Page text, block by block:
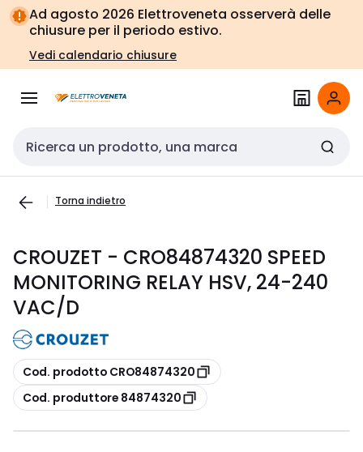
Vai alla
navigazione
Vai
alla
pagina
Ad agosto 2026 Elettroveneta osserverà delle
chiusure per il periodo estivo.
Vedi calendario chiusure
Cerca input
Torna indietro
CROUZET - CRO84874320 SPEED
MONITORING RELAY HSV, 24-240
VAC/D
copia
Cod. prodotto CRO84874320
copia
Cod. produttore 84874320